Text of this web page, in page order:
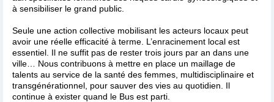
à sensibiliser le grand public.
Seule une action collective mobilisant les acteurs locaux peut
avoir une réelle efficacité à terme. L’enracinement local est
essentiel. Il ne suffit pas de rester trois jours par an dans une
ville… Nous contribuons à mettre en place un maillage de
talents au service de la santé des femmes, multidisciplinaire et
transgénérationnel, pour sauver des vies au quotidien. Il
continue à exister quand le Bus est parti.